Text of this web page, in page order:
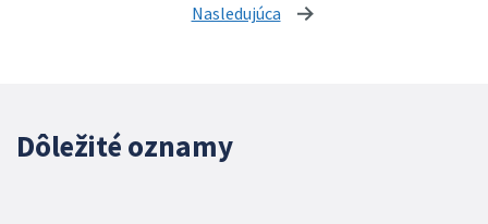
Nasledujúca stránka
Dôležité oznamy